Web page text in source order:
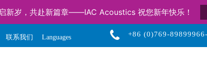
新岁，共赴新篇章——IAC Acoustics 祝您新年快乐！
联系我们 Languages +86 (0)769-